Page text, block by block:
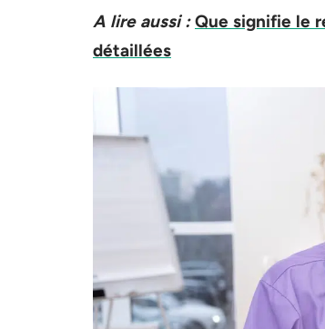
A lire aussi : Que signifie le
détaillées